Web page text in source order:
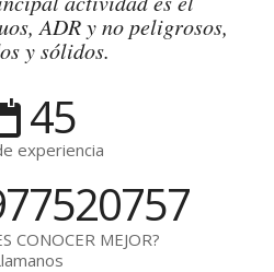
ADR y no peligrosos,
y sólidos.
45
experiencia
CONOCER MEJOR?